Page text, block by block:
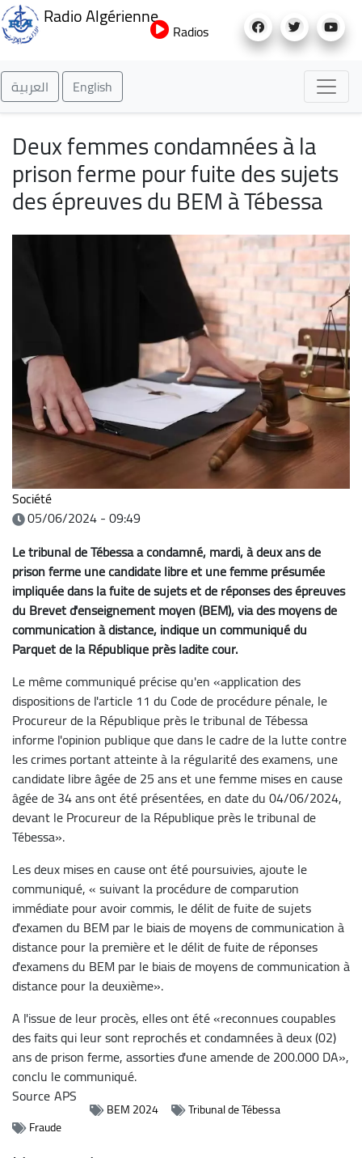
au
Radio Algérienne
Radios
العربية English
Deux femmes condamnées à la
prison ferme pour fuite des sujets
des épreuves du BEM à Tébessa
Société
05/06/2024 - 09:49
Le tribunal de Tébessa a condamné, mardi, à deux ans de
prison ferme une candidate libre et une femme présumée
impliquée dans la fuite de sujets et de réponses des épreuves
du Brevet d'enseignement moyen (BEM), via des moyens de
communication à distance, indique un communiqué du
Parquet de la République près ladite cour.
Le même communiqué précise qu'en «application des
dispositions de l'article 11 du Code de procédure pénale, le
Procureur de la République près le tribunal de Tébessa
informe l'opinion publique que dans le cadre de la lutte contre
les crimes portant atteinte à la régularité des examens, une
candidate libre âgée de 25 ans et une femme mises en cause
âgée de 34 ans ont été présentées, en date du 04/06/2024,
devant le Procureur de la République près le tribunal de
Tébessa».
Les deux mises en cause ont été poursuivies, ajoute le
communiqué, « suivant la procédure de comparution
immédiate pour avoir commis, le délit de fuite de sujets
d'examen du BEM par le biais de moyens de communication à
distance pour la première et le délit de fuite de réponses
d'examens du BEM par le biais de moyens de communication à
distance pour la deuxième».
A l'issue de leur procès, elles ont été «reconnues coupables
des faits qui leur sont reprochés et condamnées à deux (02)
ans de prison ferme, assorties d'une amende de 200.000 DA»,
conclu le communiqué.
SourceAPS
BEM 2024
Tribunal de Tébessa
Fraude